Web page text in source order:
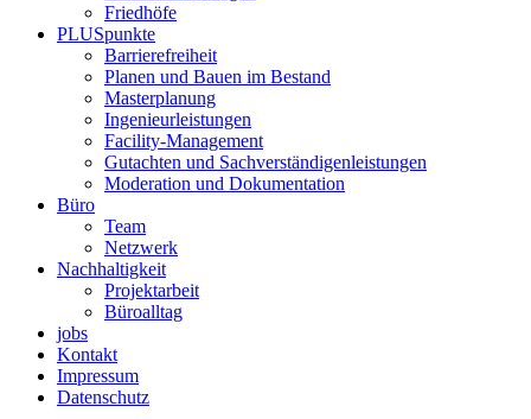
Friedhöfe
PLUSpunkte
Barrierefreiheit
Planen und Bauen im Bestand
Masterplanung
Ingenieurleistungen
Facility-Management
Gutachten und Sachverständigenleistungen
Moderation und Dokumentation
Büro
Team
Netzwerk
Nachhaltigkeit
Projektarbeit
Büroalltag
jobs
Kontakt
Impressum
Datenschutz